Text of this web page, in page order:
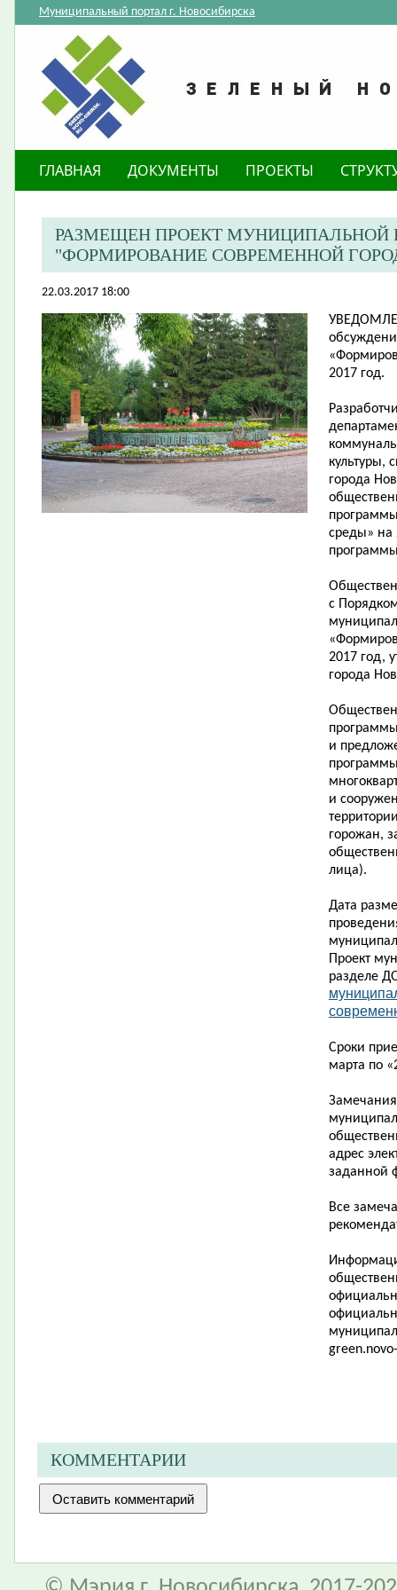
Муниципальный портал г. Новосибирска
ГЛАВНАЯ ДОКУМЕНТЫ ПРОЕКТЫ
РАЗМЕЩЕН ПРОЕКТ МУНИЦИПАЛЬНОЙ
"ФОРМИРОВАНИЕ СОВРЕМЕННОЙ
22.03.2017 18:00
2017 год.
культуры,
города
среды» на
с
2017 год,
города
и
и
горожан,
лица).
Дата
Проект
разделе
Сроки
марта по
адрес
заданной
Все
green.novo-
КОММЕНТАРИИ